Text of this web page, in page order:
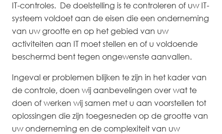
IT-controles. De doelstelling is te controleren of uw IT-
systeem voldoet aan de eisen die een onderneming
van uw grootte en op het gebied van uw
activiteiten aan IT moet stellen en of u voldoende
beschermd bent tegen ongewenste aanvallen.
Ingeval er problemen blijken te zijn in het kader van
de controle, doen wij aanbevelingen over wat te
doen of werken wij samen met u aan voorstellen tot
oplossingen die zijn toegesneden op de grootte van
uw onderneming en de complexiteit van uw